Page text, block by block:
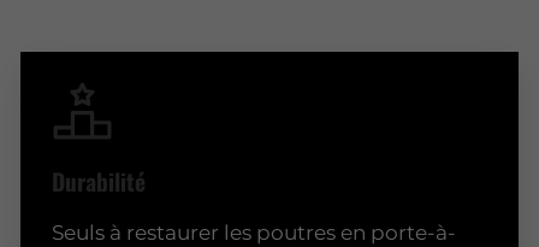
Durabilité
Seuls à restaurer les poutres en porte-à-